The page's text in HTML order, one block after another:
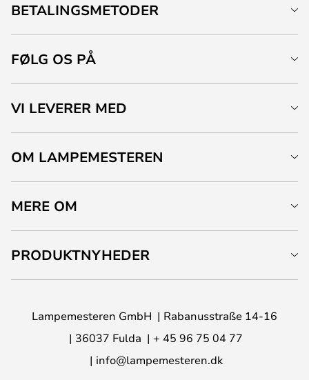
BETALINGSMETODER
FØLG OS PÅ
VI LEVERER MED
OM LAMPEMESTEREN
MERE OM
PRODUKTNYHEDER
Lampemesteren GmbH
Rabanusstraße 14-16
36037 Fulda
+ 45 96 75 04 77
info@lampemesteren.dk